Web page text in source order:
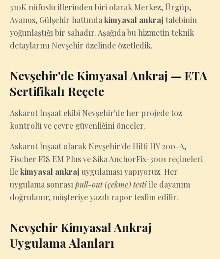
310K nüfuslu illerinden biri olarak Merkez, Ürgüp,
Avanos, Gülşehir hattında kimyasal ankraj talebinin
yoğunlaştığı bir sahadır. Aşağıda bu hizmetin teknik
detaylarını Nevşehir özelinde özetledik.
Nevşehir'de Kimyasal Ankraj — ETA
Sertifikalı Reçete
Askarot İnşaat ekibi Nevşehir'de her projede toz
kontrolü ve çevre güvenliğini önceler.
Askarot İnşaat olarak Nevşehir'de Hilti HY 200-A,
Fischer FIS EM Plus ve Sika AnchorFix-3001 reçineleri
ilekimyasal ankraj uygulaması yapıyoruz. Her
uygulama sonrası pull-out (çekme) testiile dayanım
doğrulanır, müşteriye yazılı rapor teslim edilir.
Nevşehir Kimyasal Ankraj
Uygulama Alanları